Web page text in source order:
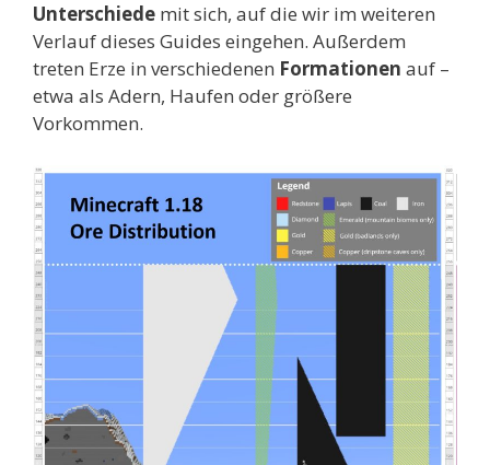
Unterschiede mit sich, auf die wir im weiteren
Verlauf dieses Guides eingehen. Außerdem
treten Erze in verschiedenen Formationen auf –
etwa als Adern, Haufen oder größere
Vorkommen.